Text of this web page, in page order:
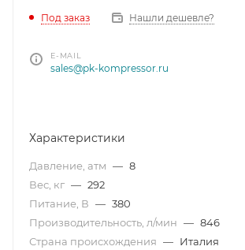
Под заказ Нашли дешевле?
E-MAIL
sales@pk-kompressor.ru
Характеристики
Давление, атм — 8
Вес, кг — 292
Питание, В — 380
Производительность, л/мин — 846
Страна происхождения — Италия